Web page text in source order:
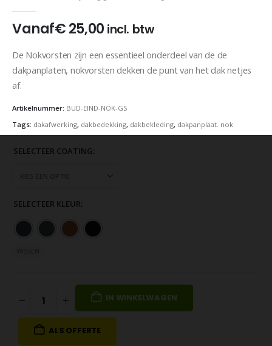
Vanaf€25,00 incl. btw
De Nokvorsten zijn een essentieel onderdeel van de de
dakpanplaten, nokvorsten dekken de punt van het dak netjes
af.
Artikelnummer: BUD-EIND-NOK-GS
Tags: dakafwerking, dakbedekking, dakbekleding, dakpanplaat. nok
SELECTEER COATING
SELECTEER KLEUR
IN WINKELWAGEN
ALS OFFERTE